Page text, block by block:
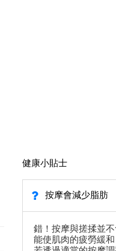
健康小貼士
按摩會減少脂肪
錯！按摩與搓揉並
能使肌肉的疲勞緩